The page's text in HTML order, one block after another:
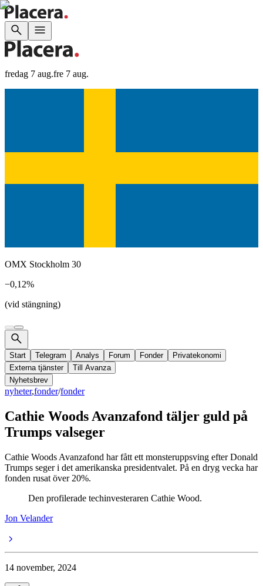
fredag 7 aug.fre 7 aug.
OMX Stockholm 30
−0,12%
(vid stängning)
Start Telegram Analys Forum Fonder
Privatekonomi
Externa tjänster
Till Avanza
Nyhetsbrev
nyheter,fonder/fonder
Cathie Woods Avanzafond täljer guld på
Trumps valseger
Cathie Woods Avanzafond har fått ett monsteruppsving efter Donald
Trumps seger i det amerikanska presidentvalet. På en dryg vecka har
fonden rusat över 20%.
Den profilerade techinvesteraren Cathie Wood.
Jon Velander
14 november, 2024